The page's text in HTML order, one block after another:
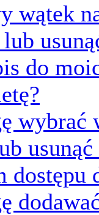
wątek
do
wybrać
usunąć